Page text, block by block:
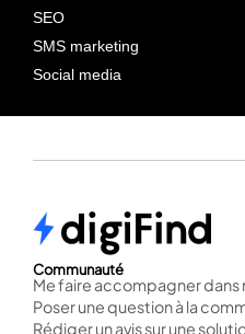
SEO
SMS marketing
Social media
Communauté
Me faire accompagner dans
Poser une question à la
Rédiger un avis sur une